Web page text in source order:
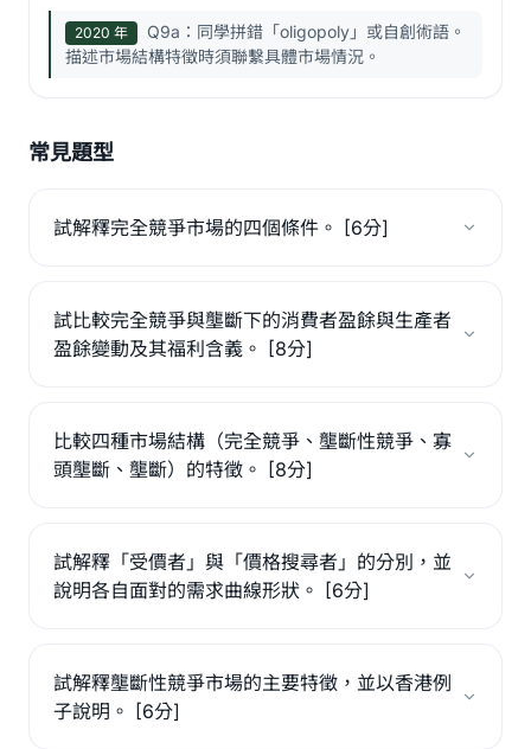
2020 年
Q9a：同學拼錯「oligopoly」或自創術語。
描述市場結構特徵時須聯繫具體市場情況。
常見題型
試解釋完全競爭市場的四個條件。 [6分]
試比較完全競爭與壟斷下的消費者盈餘與生產者
盈餘變動及其福利含義。 [8分]
比較四種市場結構（完全競爭、壟斷性競爭、寡
頭壟斷、壟斷）的特徵。 [8分]
試解釋「受價者」與「價格搜尋者」的分別，並
說明各自面對的需求曲線形狀。 [6分]
試解釋壟斷性競爭市場的主要特徵，並以香港例
子說明。 [6分]